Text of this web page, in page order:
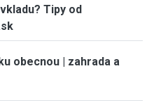
Tipy od
obecnou | zahrada a